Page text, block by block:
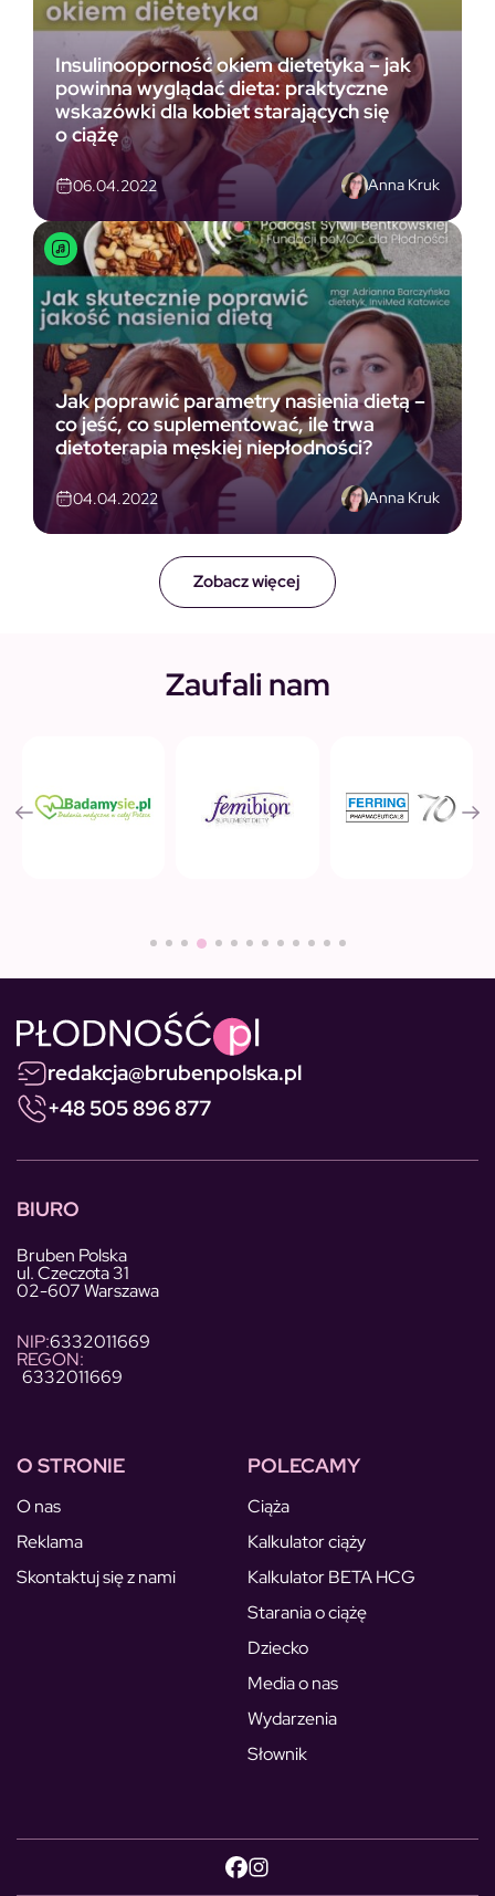
Zobacz więcej
Insulinooporność okiem dietetyka – jak
powinna wyglądać dieta: praktyczne
wskazówki dla kobiet starających się
o ciążę
06.04.2022 Anna Kruk
Jak poprawić parametry nasienia dietą –
co jeść, co suplementować, ile trwa
dietoterapia męskiej niepłodności?
04.04.2022 Anna Kruk
Zaufali nam
redakcja@brubenpolska.pl
+48 505 896 877
BIURO
Bruben Polska
ul. Czeczota 31
02-607 Warszawa
NIP:6332011669
REGON:
6332011669
O STRONIE
O nas
Reklama
Skontaktuj się z nami
POLECAMY
Ciąża
Kalkulator ciąży
Kalkulator BETA HCG
Starania o ciążę
Dziecko
Media o nas
Wydarzenia
Słownik